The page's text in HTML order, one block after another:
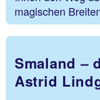
magischen
Smaland –
Astrid